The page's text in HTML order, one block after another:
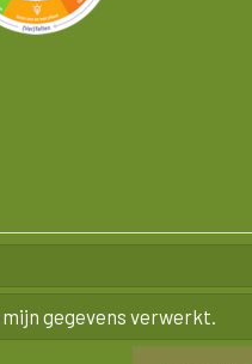
mijn gegevens verwerkt.